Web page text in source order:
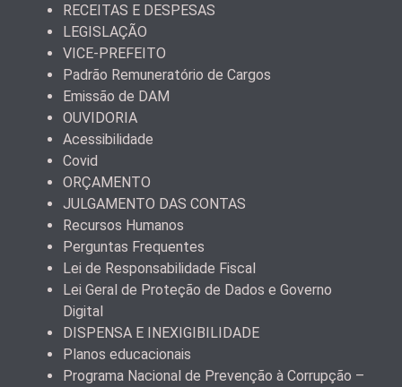
RECEITAS E DESPESAS
LEGISLAÇÃO
VICE-PREFEITO
Padrão Remuneratório de Cargos
Emissão de DAM
OUVIDORIA
Acessibilidade
Covid
ORÇAMENTO
JULGAMENTO DAS CONTAS
Recursos Humanos
Perguntas Frequentes
Lei de Responsabilidade Fiscal
Lei Geral de Proteção de Dados e Governo
Digital
DISPENSA E INEXIGIBILIDADE
Planos educacionais
Programa Nacional de Prevenção à Corrupção –